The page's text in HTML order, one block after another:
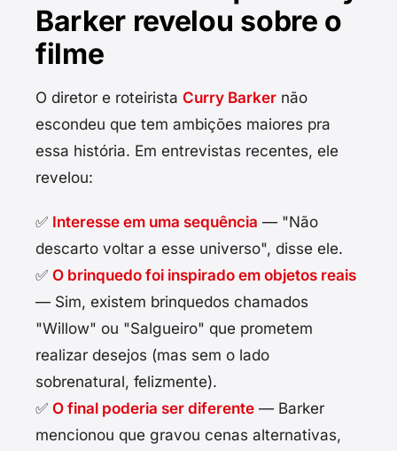
Barker revelou sobre o
filme
O diretor e roteirista Curry Barker não
escondeu que tem ambições maiores pra
essa história. Em entrevistas recentes, ele
revelou:
✅ Interesse em uma sequência — "Não
descarto voltar a esse universo", disse ele.
✅ O brinquedo foi inspirado em objetos reais
— Sim, existem brinquedos chamados
"Willow" ou "Salgueiro" que prometem
realizar desejos (mas sem o lado
sobrenatural, felizmente).
✅ O final poderia ser diferente — Barker
mencionou que gravou cenas alternativas,